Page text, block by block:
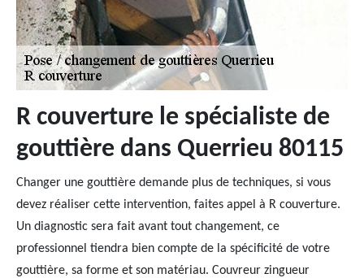
R couverture le spécialiste de
gouttière dans Querrieu 80115
Changer une gouttière demande plus de techniques, si vous
devez réaliser cette intervention, faites appel à R couverture.
Un diagnostic sera fait avant tout changement, ce
professionnel tiendra bien compte de la spécificité de votre
gouttière, sa forme et son matériau. Couvreur zingueur